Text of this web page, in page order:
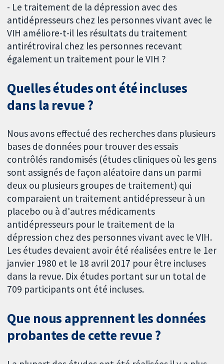
- Le traitement de la dépression avec des
antidépresseurs chez les personnes vivant avec le
VIH améliore-t-il les résultats du traitement
antirétroviral chez les personnes recevant
également un traitement pour le VIH ?
Quelles études ont été incluses
dans la revue ?
Nous avons effectué des recherches dans plusieurs
bases de données pour trouver des essais
contrôlés randomisés (études cliniques où les gens
sont assignés de façon aléatoire dans un parmi
deux ou plusieurs groupes de traitement) qui
comparaient un traitement antidépresseur à un
placebo ou à d'autres médicaments
antidépresseurs pour le traitement de la
dépression chez des personnes vivant avec le VIH.
Les études devaient avoir été réalisées entre le 1er
janvier 1980 et le 18 avril 2017 pour être incluses
dans la revue. Dix études portant sur un total de
709 participants ont été incluses.
Que nous apprennent les données
probantes de cette revue ?